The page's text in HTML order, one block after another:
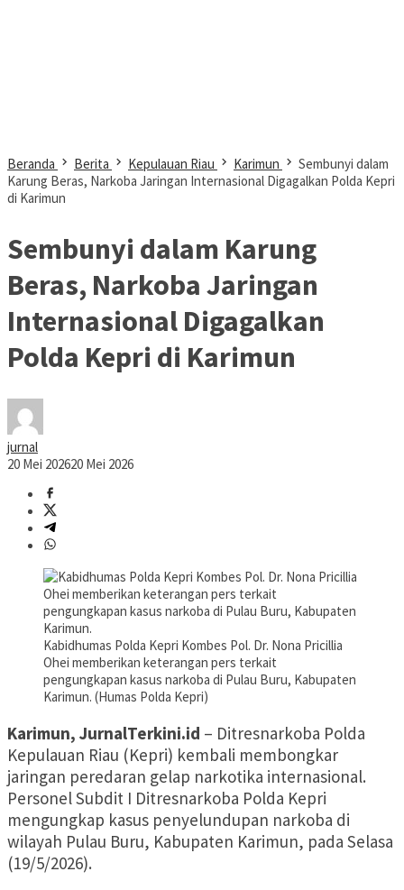
Beranda Berita Kepulauan Riau Karimun
Sembunyi dalam
Karung Beras, Narkoba Jaringan Internasional Digagalkan Polda Kepri
di Karimun
Sembunyi dalam Karung
Beras, Narkoba Jaringan
Internasional Digagalkan
Polda Kepri di Karimun
jurnal
20 Mei 202620 Mei 2026
Kabidhumas Polda Kepri Kombes Pol. Dr. Nona Pricillia
Ohei memberikan keterangan pers terkait
pengungkapan kasus narkoba di Pulau Buru, Kabupaten
Karimun. (Humas Polda Kepri)
Karimun, JurnalTerkini.id – Ditresnarkoba Polda
Kepulauan Riau (Kepri) kembali membongkar
jaringan peredaran gelap narkotika internasional.
Personel Subdit I Ditresnarkoba Polda Kepri
mengungkap kasus penyelundupan narkoba di
wilayah Pulau Buru, Kabupaten Karimun, pada Selasa
(19/5/2026).